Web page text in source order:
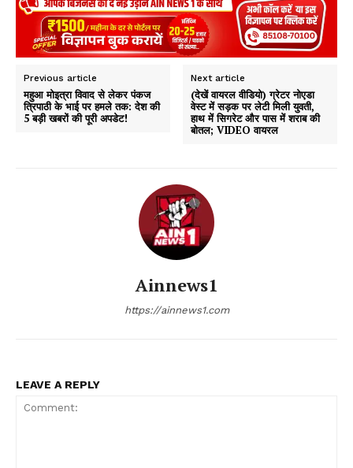
Previous article
महुआ मोइत्रा विवाद से लेकर पंकज
त्रिपाठी के भाई पर हमले तक: देश की
5 बड़ी खबरों की पूरी अपडेट!
Next article
(देखें वायरल वीडियो) ग्रेटर नोएडा
वेस्ट में सड़क पर लेटी मिली युवती,
हाथ में सिगरेट और पास में शराब की
बोतल; VIDEO वायरल
Ainnews1
https://ainnews1.com
LEAVE A REPLY